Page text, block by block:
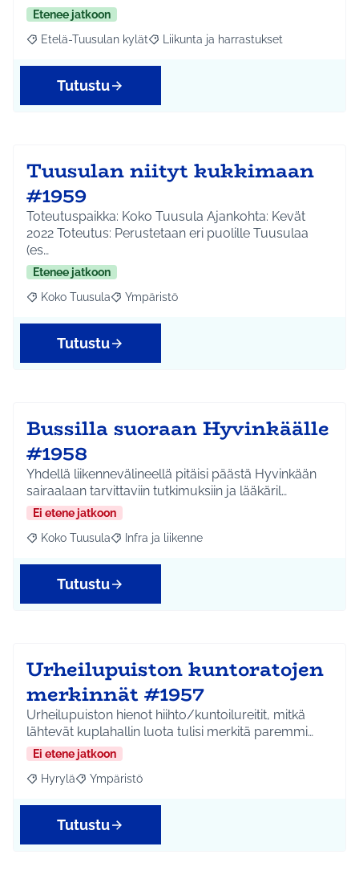
Etenee jatkoon
Rajaa tulokset aihepiirin mukaan: Etelä-Tuusulan kylät
Etelä-Tuusulan kylät Rajaa tulokset teeman mukaan:
Liikunta ja harrastukset
Tutustu
Tuusulan niityt kukkimaan
#1959
Toteutuspaikka: Koko Tuusula Ajankohta: Kevät
2022 Toteutus: Perustetaan eri puolille Tuusulaa
(es…
Etenee jatkoon
Rajaa tulokset aihepiirin mukaan: Koko Tuusula
Koko Tuusula Rajaa tulokset teeman mukaan: Ympäristö
Ympäristö
Tutustu
Bussilla suoraan Hyvinkäälle
#1958
Yhdellä liikennevälineellä pitäisi päästä Hyvinkään
sairaalaan tarvittaviin tutkimuksiin ja lääkäril…
Ei etene jatkoon
Rajaa tulokset aihepiirin mukaan: Koko Tuusula
Koko Tuusula Rajaa tulokset teeman mukaan: Infra ja liikenne
Infra ja liikenne
Tutustu
Urheilupuiston kuntoratojen
merkinnät #1957
Urheilupuiston hienot hiihto/kuntoilureitit, mitkä
lähtevät kuplahallin luota tulisi merkitä paremmi…
Ei etene jatkoon
Rajaa tulokset aihepiirin mukaan: Hyrylä
Hyrylä Rajaa tulokset teeman mukaan: Ympäristö
Ympäristö
Tutustu